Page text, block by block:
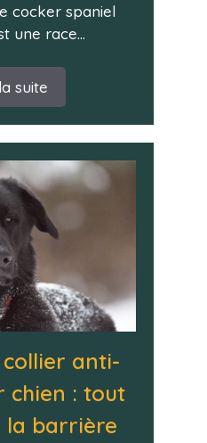
cocker spaniel
une race...
suite
collier anti-
chien : tout
la barrière